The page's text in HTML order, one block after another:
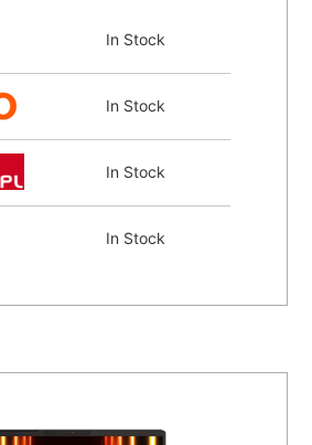
In Stock
In Stock
In Stock
In Stock
In Stock
In Stock
In Stock